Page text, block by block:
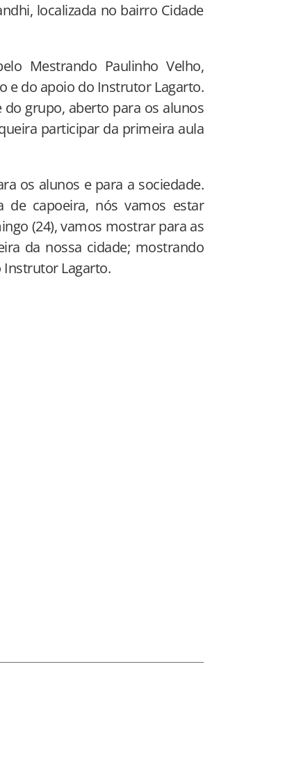
localizada no bairro Cidade
Mestrando Paulinho Velho,
e do apoio do Instrutor Lagarto.
grupo, aberto para os alunos
participar da primeira aula
os alunos e para a sociedade.
capoeira, nós vamos estar
(24), vamos mostrar para as
da nossa cidade; mostrando
Instrutor Lagarto.